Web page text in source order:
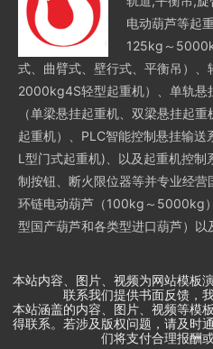
电动葫芦等起
125kg～
式、曲臂式、壁行式、平衡吊）
2000kg4S轻型起重机）、单轨悬
（单梁悬挂起重机、双梁悬挂起
起重机）、PLC智能控制悬挂输送
L型门式起重机)、以及起重机控
制按钮、断火限位器等并专业经
环链电动葫芦（100kg～5000kg
型国产葫芦和各类型进口葫芦）以
本站内容、图片、视频为网站模板
联系我们提供书面反馈，
本站涵盖的内容、图片、视频等模
得联系。若涉及版权问题，请及时
们将支付合理报酬